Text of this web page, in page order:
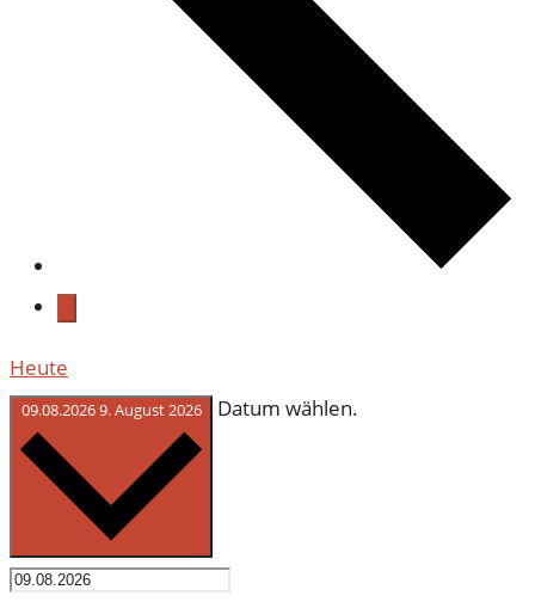
Heute
09.08.20269. August 2026 Datum wählen.